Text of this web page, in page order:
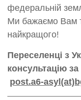
федеральній
Ми бажаємо Вам
найкращого!
Переселенці з
консультацію
post.a6-